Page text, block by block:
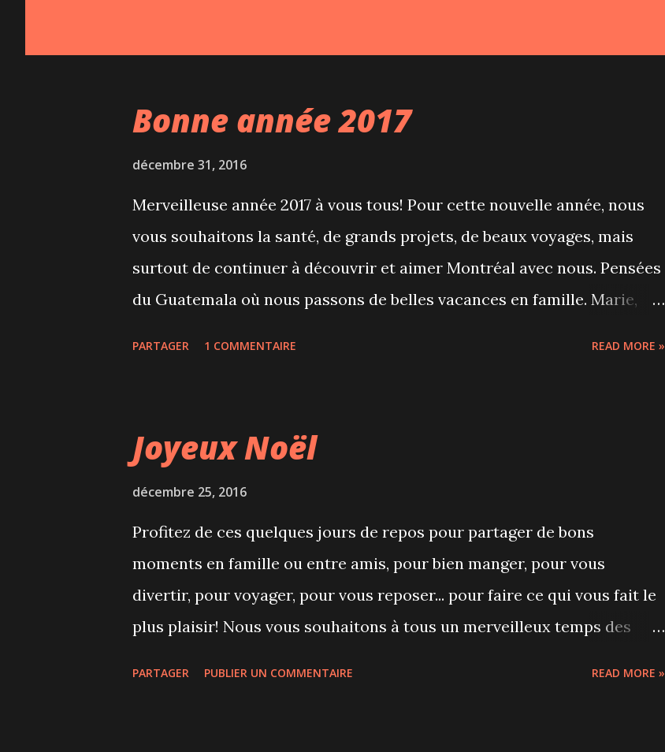
Bonne année 2017
décembre 31, 2016
Merveilleuse année 2017 à vous tous! Pour cette nouvelle année, nous
vous souhaitons la santé, de grands projets, de beaux voyages, mais
surtout de continuer à découvrir et aimer Montréal avec nous. Pensées
du Guatemala où nous passons de belles vacances en famille. Marie,
PARTAGER 1 COMMENTAIRE READ MORE »
Joyeux Noël
décembre 25, 2016
Profitez de ces quelques jours de repos pour partager de bons
moments en famille ou entre amis, pour bien manger, pour vous
divertir, pour voyager, pour vous reposer... pour faire ce qui vous fait le
plus plaisir! Nous vous souhaitons à tous un merveilleux temps des
PARTAGER PUBLIER UN COMMENTAIRE READ MORE »